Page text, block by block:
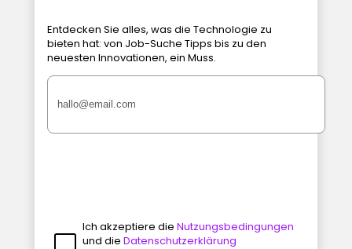
Entdecken Sie alles, was die Technologie zu
bieten hat: von Job-Suche Tipps bis zu den
neuesten Innovationen, ein Muss.
Ich akzeptiere die Nutzungsbedingungen
und die Datenschutzerklärung